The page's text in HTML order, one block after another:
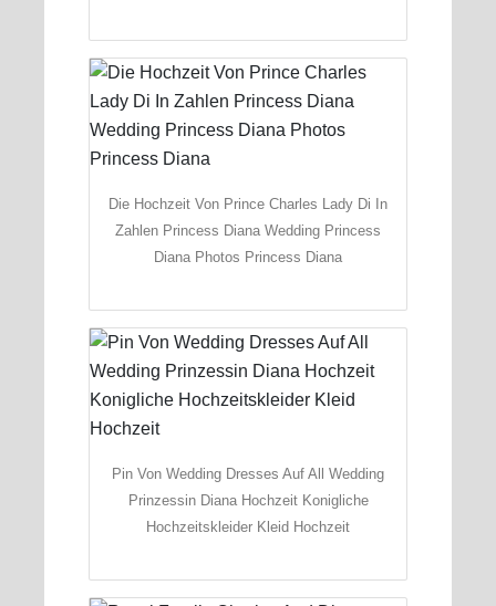
Die Hochzeit Von Prince Charles Lady Di In
Zahlen Princess Diana Wedding Princess
Diana Photos Princess Diana
Pin Von Wedding Dresses Auf All Wedding
Prinzessin Diana Hochzeit Konigliche
Hochzeitskleider Kleid Hochzeit